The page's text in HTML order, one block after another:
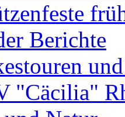
Berichte
"Cäcilia"